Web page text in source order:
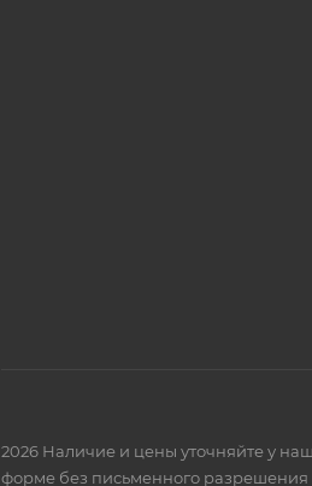
2026 Наличие и цены уточняйте у
форме без письменного разрешения